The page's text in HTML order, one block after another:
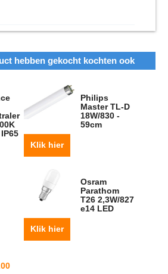
hebben gekocht kochten ook
Philips
Master TL-D
18W/830 -
59cm
Klik hier
Osram
Parathom
T26 2,3W/827
e14 LED
Klik hier